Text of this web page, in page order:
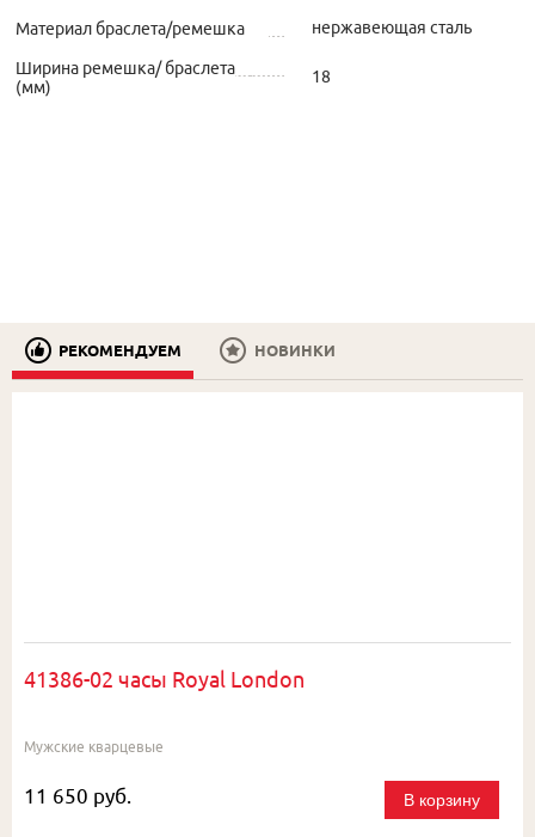
Материал браслета/ремешка нержавеющая сталь
Ширина ремешка/ браслета
(мм)
18
РЕКОМЕНДУЕМ НОВИНКИ
41386-02 часы Royal London
Мужские кварцевые
11 650 руб. В корзину